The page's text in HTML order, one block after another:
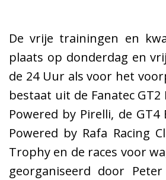
De vrije trainingen en
plaats op donderdag en
de 24 Uur als voor het
bestaat uit de Fanatec GT2
Powered by Pirelli, de GT4
Powered by Rafa Racing
Trophy en de races voor
georganiseerd door